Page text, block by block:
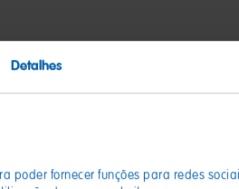
Detalhes
poder fornecer funções para redes
dobra ao longo da linha
e pendurares à volta da